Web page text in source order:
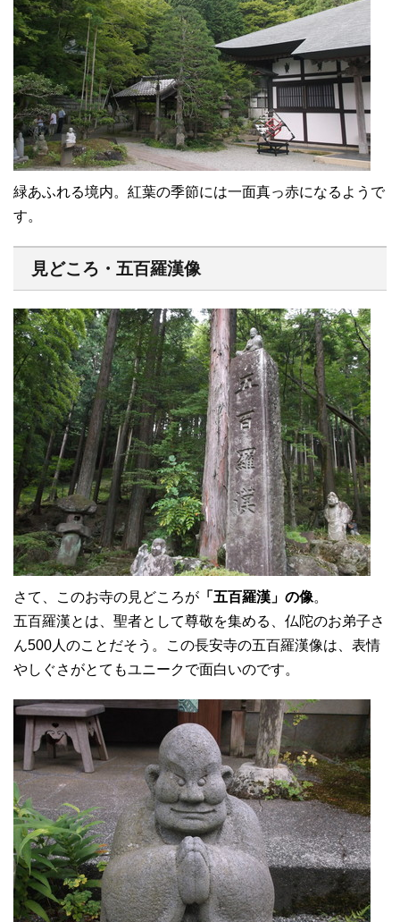
緑あふれる境内。紅葉の季節には一面真っ赤になるようで
す。
見どころ・五百羅漢像
さて、このお寺の見どころが 「五百羅漢」の像。
五百羅漢とは、聖者として尊敬を集める、仏陀のお弟子さ
ん500人のことだそう。この長安寺の五百羅漢像は、表情
やしぐさがとてもユニークで面白いのです。